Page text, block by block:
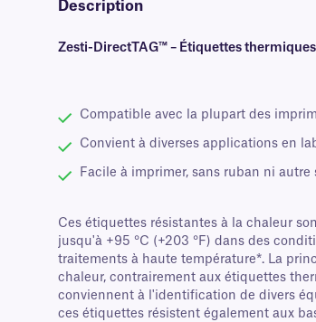
Description
Zesti-DirectTAG™ – Étiquettes
Compatible avec la plupart des
Convient à diverses applications en
Facile à imprimer, sans ruban ni autre
Ces étiquettes résistantes à la chaleur
jusqu'à +95 °C (+203 °F) dans des
traitements à haute température*. La
chaleur, contrairement aux étiquettes
conviennent à l'identification de divers
ces étiquettes résistent également aux